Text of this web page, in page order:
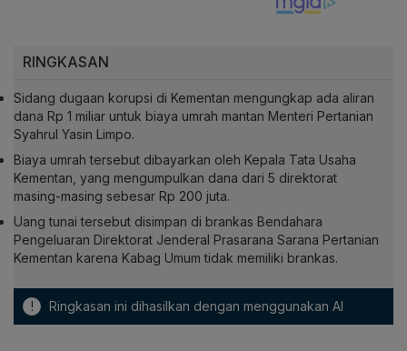
RINGKASAN
Sidang dugaan korupsi di Kementan mengungkap ada aliran
dana Rp 1 miliar untuk biaya umrah mantan Menteri Pertanian
Syahrul Yasin Limpo.
Biaya umrah tersebut dibayarkan oleh Kepala Tata Usaha
Kementan, yang mengumpulkan dana dari 5 direktorat
masing-masing sebesar Rp 200 juta.
Uang tunai tersebut disimpan di brankas Bendahara
Pengeluaran Direktorat Jenderal Prasarana Sarana Pertanian
Kementan karena Kabag Umum tidak memiliki brankas.
! Ringkasan ini dihasilkan dengan menggunakan AI